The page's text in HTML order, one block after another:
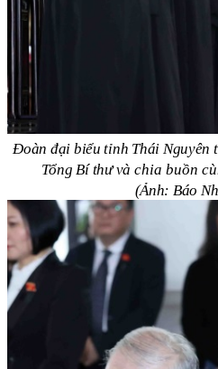
Đoàn đại biểu tỉnh Thái Nguyên
Tổng Bí thư và chia buồn
(Ảnh: Báo